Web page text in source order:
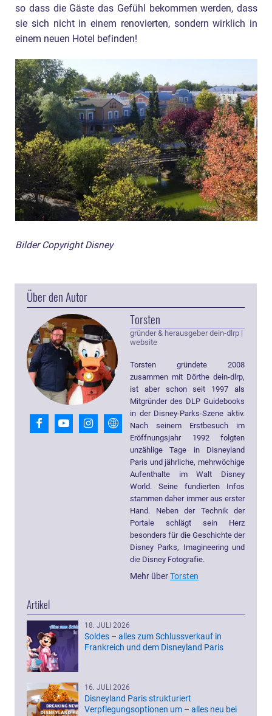
so dass die Gäste das Gefühl bekommen werden, dass
sie sich nicht in einem renovierten, sondern wirklich in
einem neuen Hotel befinden!
Bilder Copyright Disney
Über den Autor
Torsten
gründer & herausgeber dein-dlrp |
website
Torsten gründete 2008
zusammen mit Dörthe dein-dlrp,
ist aber schon seit 1997 als
Mitgründer des DLP Guidebooks
in der Disney-Parks-Szene aktiv.
Nach seinem Erstbesuch im
Eröffnungsjahr 1992 folgten
unzählige Tage in Disneyland
Paris und jährliche, mehrwöchige
Aufenthalte im Walt Disney
World. Seine fundierten Infos
stammen daher immer aus erster
Hand. Neben der Technik der
Portale schlägt sein Herz
besonders für die Geschichte der
Disney Parks, Imagineering und
die Disney Fotografie.
Mehr überTorsten
Artikel
18. JULI 2026
Soldes – alles zum Schlussverkauf in
Frankreich und dem Disneyland Paris
16. JULI 2026
Disneyland Paris strukturiert
Verpflegungsoptionen um – alles neu bei